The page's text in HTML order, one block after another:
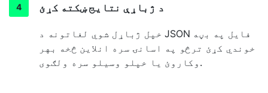
د ژباړې نتایج ښکته کړئ
خپل ژباړل شوي لغاتونه د JSON فایل په بڼه
خوندي کړئ ترڅو په اسانۍ سره انلاین څخه بهر
وکاروئ یا خپلو وسیلو سره ولګوی.